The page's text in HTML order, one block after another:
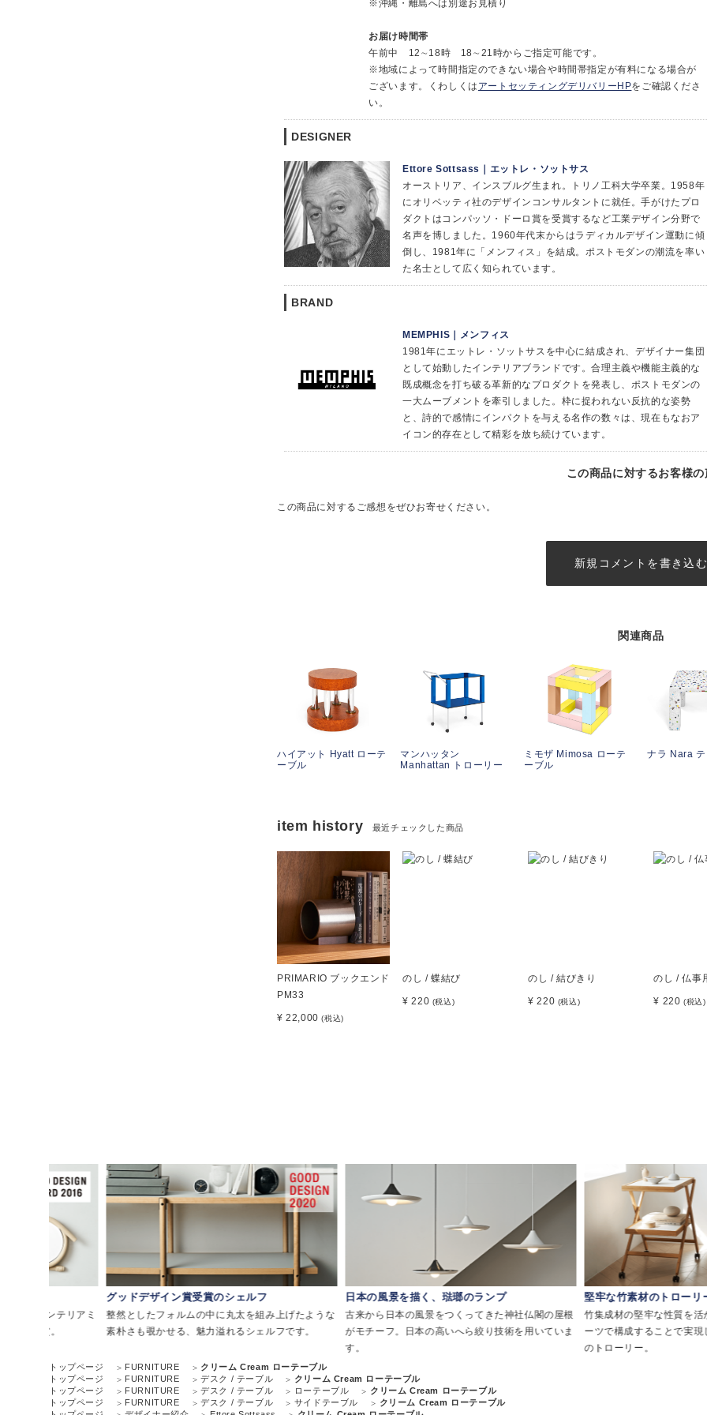
※沖縄・離島へは別途お見積り
お届け時間帯
午前中 12∼18時 18∼21時からご指定可能です。
※地域によって時間指定のできない場合や時間帯指定が有料になる場合が
ございます。くわしくは アートセッティングデリバリーHPをご確認くださ
い。
DESIGNER
Ettore Sottsass｜エットレ・ソットサス
オーストリア、インスブルグ生まれ。トリノ工科大学卒業。1958年
にオリベッティ社のデザインコンサルタントに就任。手がけたプロ
ダクトはコンパッソ・ドーロ賞を受賞するなど工業デザイン分野で
名声を博しました。1960年代末からはラディカルデザイン運動に傾
倒し、1981年に「メンフィス」を結成。ポストモダンの潮流を率い
た名士として広く知られています。
BRAND
MEMPHIS｜メンフィス
1981年にエットレ・ソットサスを中心に結成され、デザイナー集団
として始動したインテリアブランドです。合理主義や機能主義的な
既成概念を打ち破る革新的なプロダクトを発表し、ポストモダンの
一大ムーブメントを牽引しました。枠に捉われない反抗的な姿勢
と、詩的で感情にインパクトを与える名作の数々は、現在もなおア
イコン的存在として精彩を放ち続けています。
この商品に対するお客様の
この商品に対するご感想をぜひお寄せください。
新規コメントを書き込
関連商品
ハイアット Hyatt ローテ
ーブル
マンハッタン
Manhattan トローリー
ミモザ Mimosa ローテ
ーブル
ナラ Nara
item history 最近チェックした商品
PRIMARIO ブックエンド
PM33
¥ 22,000(税込)
のし / 蝶結び
¥ 220 (税込)
のし / 結びきり
¥ 220 (税込)
のし / 仏事
¥ 220(税込)
グッドデザイン賞受賞のシェルフ
整然としたフォルムの中に丸太を組み上げたような
素朴さも覗かせる、魅力溢れるシェルフです。
日本の風景を描く、琺瑯のランプ
古来から日本の風景をつくってきた神社仏閣の屋根
がモチーフ。日本の高いへら絞り技術を用いていま
堅牢な竹素材のトローリー
竹集成材の堅牢な性質を活かし、最小限の
ーツで構成することで実現した、軽やかな
のトローリー。
トップページ FURNITURE
クリーム Cream ローテーブル
トップページ
FURNITURE デスク / テーブル
クリーム Cream ローテーブル
トップページ
FURNITURE デスク / テーブル ローテーブル
クリーム Cream ローテーブル
トップページ
FURNITURE デスク / テーブル サイドテーブル
クリーム Cream ローテーブル